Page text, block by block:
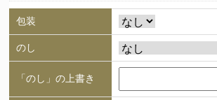
包装
のし
「のし」の上書き